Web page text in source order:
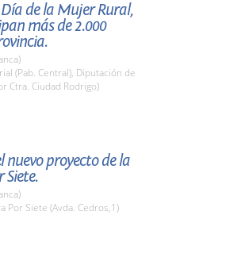
de la Mujer Rural,
más de 2.000
(Pab. Central), Diputación de
Ctra. Ciudad Rodrigo)
nuevo proyecto de la
Siete.
Por Siete (Avda. Cedros,1)